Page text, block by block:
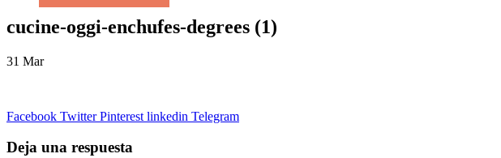
cucine-oggi-enchufes-degrees (1)
31 Mar
Facebook Twitter Pinterest linkedin Telegram
Deja una respuesta